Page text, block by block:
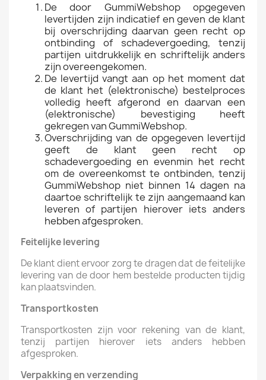
De door GummiWebshop opgegeven
levertijden zijn indicatief en geven de klant
bij overschrijding daarvan geen recht op
ontbinding of schadevergoeding, tenzij
partijen uitdrukkelijk en schriftelijk anders
zijn overeengekomen.
De levertijd vangt aan op het moment dat
de klant het (elektronische) bestelproces
volledig heeft afgerond en daarvan een
(elektronische) bevestiging heeft
gekregen van GummiWebshop.
Overschrijding van de opgegeven levertijd
geeft de klant geen recht op
schadevergoeding en evenmin het recht
om de overeenkomst te ontbinden, tenzij
GummiWebshop niet binnen 14 dagen na
daartoe schriftelijk te zijn aangemaand kan
leveren of partijen hierover iets anders
hebben afgesproken.
Feitelijke levering
De klant dient ervoor zorg te dragen dat de feitelijke
levering van de door hem bestelde producten tijdig
kan plaatsvinden.
Transportkosten
Transportkosten zijn voor rekening van de klant,
tenzij partijen hierover iets anders hebben
afgesproken.
Verpakking en verzending